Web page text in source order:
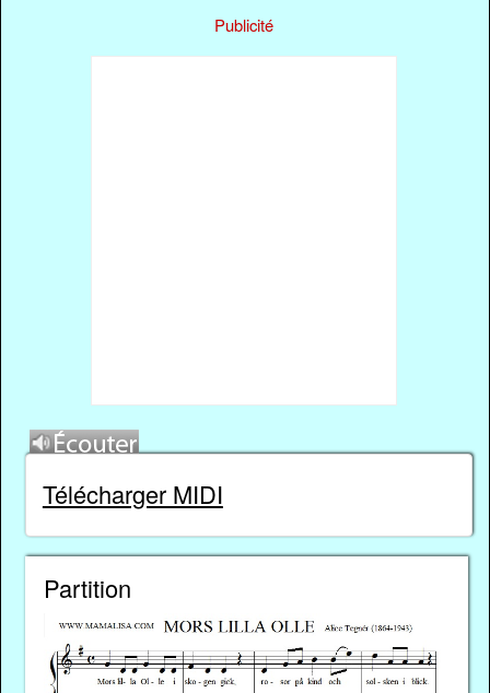
Publicité
Télécharger MIDI
Partition